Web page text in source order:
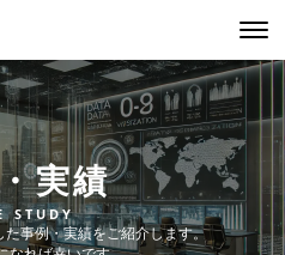
実績
STUDY
事例・実績をご紹介します。